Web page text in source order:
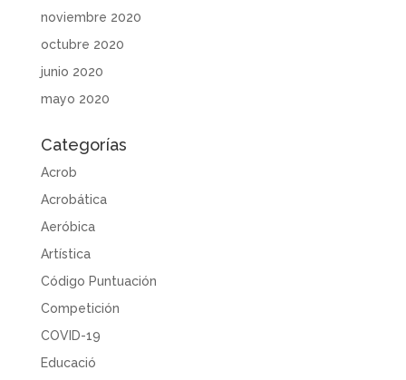
noviembre 2020
octubre 2020
junio 2020
mayo 2020
Categorías
Acrob
Acrobática
Aeróbica
Artística
Código Puntuación
Competición
COVID-19
Educació